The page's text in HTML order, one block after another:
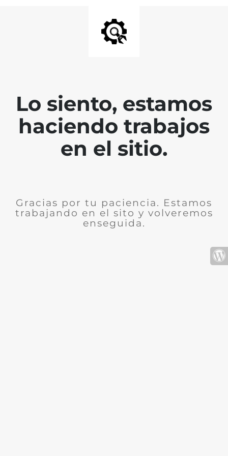
Lo siento, estamos
haciendo trabajos
en el sitio.
Gracias por tu paciencia. Estamos
trabajando en el sito y volveremos
enseguida.